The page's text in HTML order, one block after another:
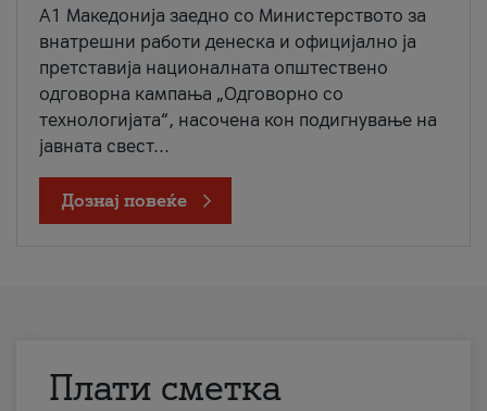
A1 Македонија заедно со Министерството за
внатрешни работи денеска и официјално ја
претставија националната општествено
одговорна кампања „Одговорно со
технологијата“, насочена кон подигнување на
јавната свест...
Дознај повеќе
Плати сметка